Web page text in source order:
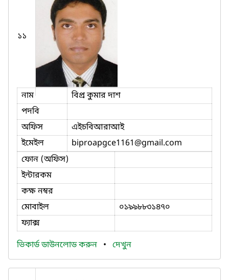
১১
নাম
বিপ্র কুমার দাশ
পদবি
অফিস
এইচবিআরাআই
ইমেইল
biproapgce1161@gmail.com
ফোন (অফিস)
ইন্টারকম
কক্ষ নম্বর
মোবাইল
০১৯৯৮৮৩১৪৭০
ফ্যাক্স
ভিকার্ড ডাউনলোড করুন • দেখুন